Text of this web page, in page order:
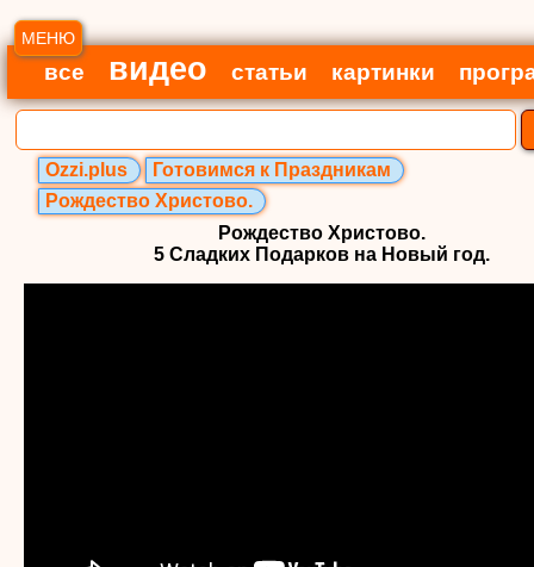
МЕНЮ
все видео статьи картинки
Ozzi.plus
Готовимся к Праздникам
Рождество Христово.
Рождество Христово.
5 Сладких Подарков на Новый год.